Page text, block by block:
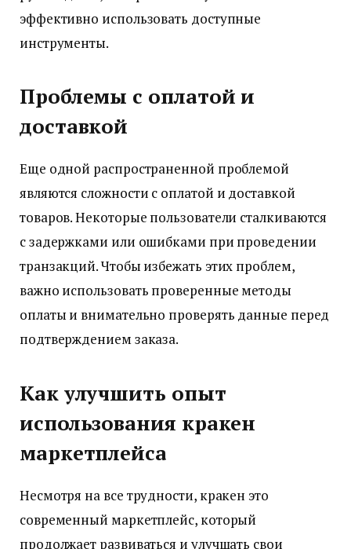
эффективно использовать доступные
инструменты.
Проблемы с оплатой и
доставкой
Еще одной распространенной проблемой
являются сложности с оплатой и доставкой
товаров. Некоторые пользователи сталкиваются
с задержками или ошибками при проведении
транзакций. Чтобы избежать этих проблем,
важно использовать проверенные методы
оплаты и внимательно проверять данные перед
подтверждением заказа.
Как улучшить опыт
использования кракен
маркетплейса
Несмотря на все трудности, кракен это
современный маркетплейс, который
продолжает развиваться и улучшать свои